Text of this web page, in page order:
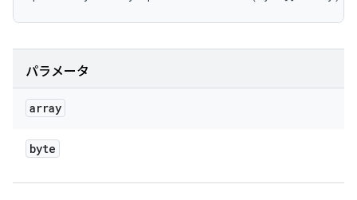
パラメータ
array
byte